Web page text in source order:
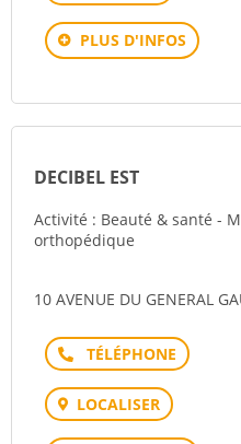
PLUS D'INFOS
DECIBEL EST
Activité : Beauté & santé -
orthopédique
10 AVENUE DU GENERAL
Téléphone
LOCALISER